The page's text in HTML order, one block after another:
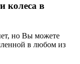
колеса в
но Вы можете
в любом из